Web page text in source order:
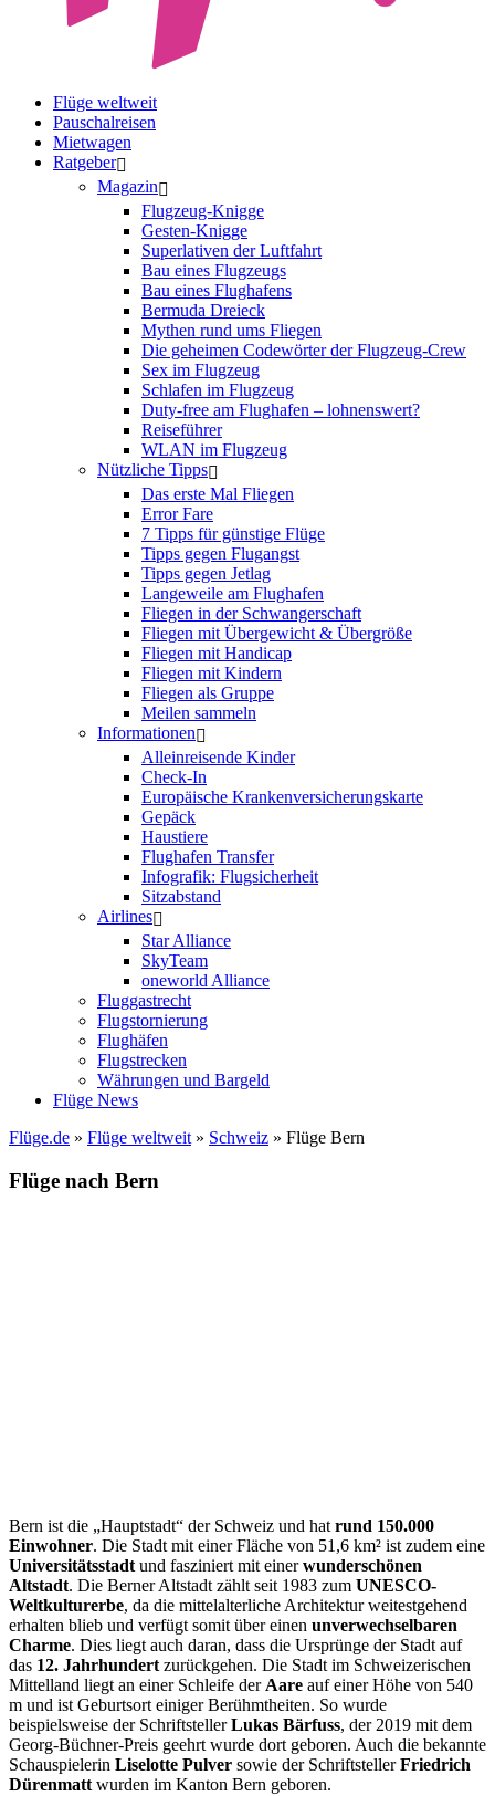
Flüge weltweit
Pauschalreisen
Mietwagen
Ratgeber
Magazin
Flugzeug-Knigge
Gesten-Knigge
Superlativen der Luftfahrt
Bau eines Flugzeugs
Bau eines Flughafens
Bermuda Dreieck
Mythen rund ums Fliegen
Die geheimen Codewörter der Flugzeug-Crew
Sex im Flugzeug
Schlafen im Flugzeug
Duty-free am Flughafen – lohnenswert?
Reiseführer
WLAN im Flugzeug
Nützliche Tipps
Das erste Mal Fliegen
Error Fare
7 Tipps für günstige Flüge
Tipps gegen Flugangst
Tipps gegen Jetlag
Langeweile am Flughafen
Fliegen in der Schwangerschaft
Fliegen mit Übergewicht & Übergröße
Fliegen mit Handicap
Fliegen mit Kindern
Fliegen als Gruppe
Meilen sammeln
Informationen
Alleinreisende Kinder
Check-In
Europäische Krankenversicherungskarte
Gepäck
Haustiere
Flughafen Transfer
Infografik: Flugsicherheit
Sitzabstand
Airlines
Star Alliance
SkyTeam
oneworld Alliance
Fluggastrecht
Flugstornierung
Flughäfen
Flugstrecken
Währungen und Bargeld
Flüge News
Flüge.de » Flüge weltweit » Schweiz » Flüge Bern
Flüge nach Bern
Bern ist die „Hauptstadt“ der Schweiz und hat rund 150.000
Einwohner. Die Stadt mit einer Fläche von 51,6 km² ist zudem eine
Universitätsstadt und fasziniert mit einerwunderschönen
Altstadt. Die Berner Altstadt zählt seit 1983 zum UNESCO-
Weltkulturerbe, da die mittelalterliche Architektur weitestgehend
erhalten blieb und verfügt somit über einen unverwechselbaren
Charme. Dies liegt auch daran, dass die Ursprünge der Stadt auf
das 12. Jahrhundert zurückgehen. Die Stadt im Schweizerischen
Mittelland liegt an einer Schleife der Aare auf einer Höhe von 540
m und ist Geburtsort einiger Berühmtheiten. So wurde
beispielsweise der SchriftstellerLukas Bärfuss, der 2019 mit dem
Georg-Büchner-Preis geehrt wurde dort geboren. Auch die bekannte
Schauspielerin Liselotte Pulver sowie der SchriftstellerFriedrich
Dürenmatt wurden im Kanton Bern geboren.